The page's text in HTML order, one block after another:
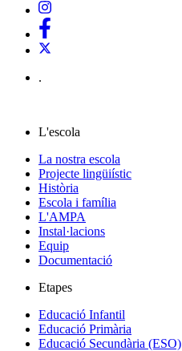
.
L'escola
La nostra escola
Projecte lingüiístic
Història
Escola i família
L'AMPA
Instal·lacions
Equip
Documentació
Etapes
Educació Infantil
Educació Primària
Educació Secundària (ESO)